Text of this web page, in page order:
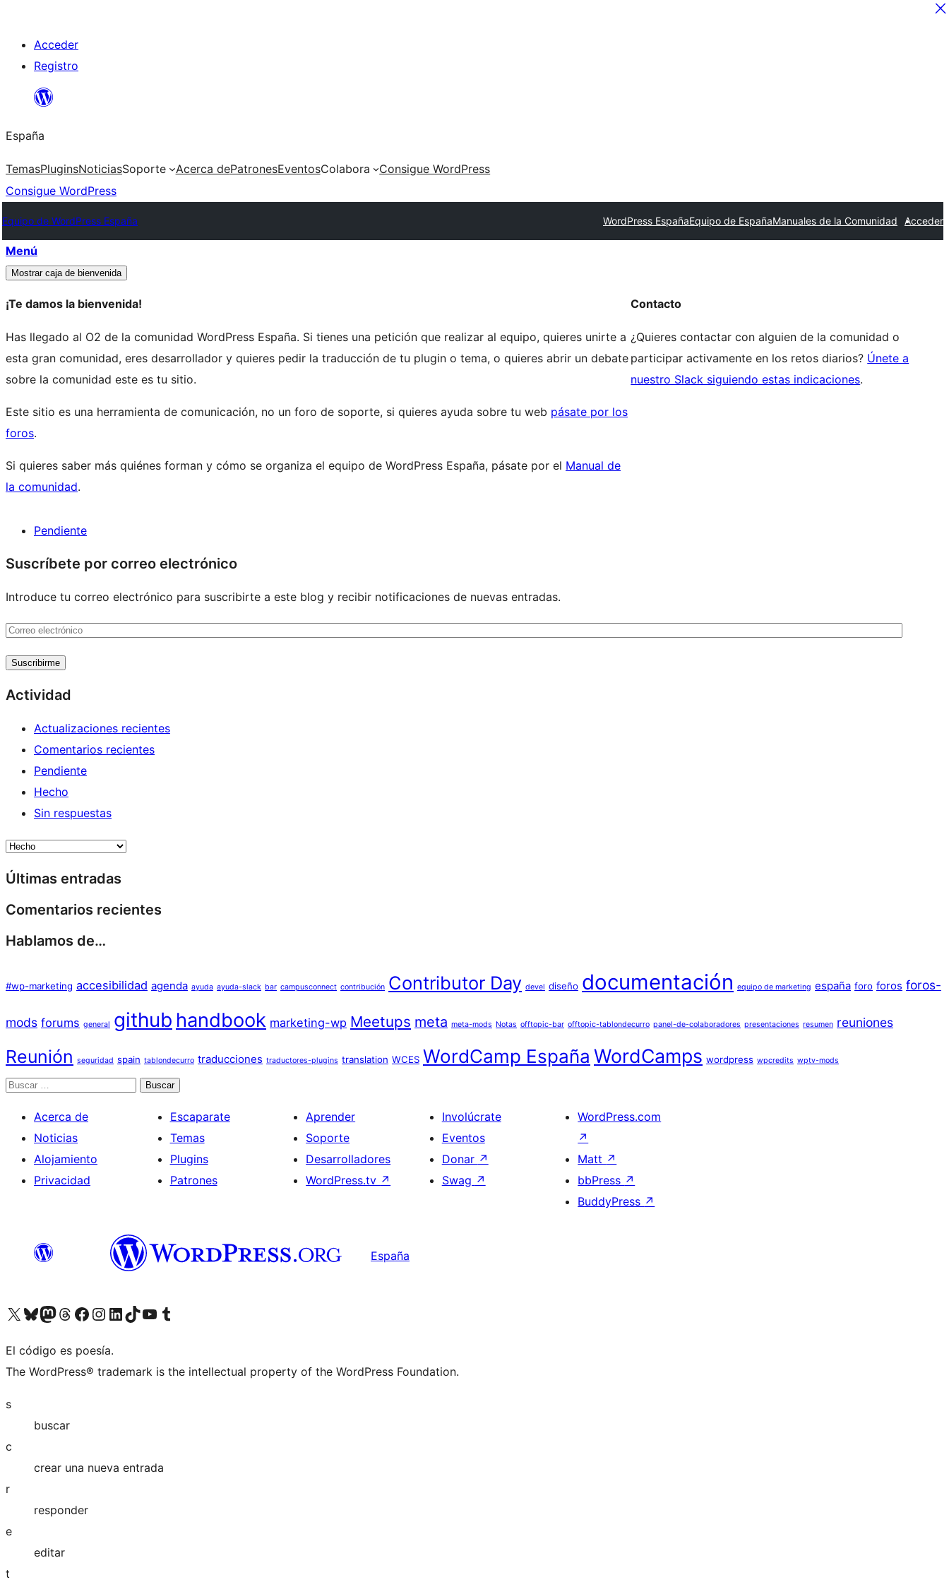
Saltar
contenido
Acceder
Registro
España
TemasPluginsNoticiasSoporte Acerca dePatronesEventosColabora
Consigue WordPress
Consigue WordPress
Equipo de WordPress España WordPress EspañaEquipo de EspañaManuales de la Comunidad Acceder
Menú
Mostrar caja de bienvenida
¡Te damos la bienvenida!
Has llegado al O2 de la comunidad WordPress España. Si tienes una petición que realizar al equipo, quieres unirte a
esta gran comunidad, eres desarrollador y quieres pedir la traducción de tu plugin o tema, o quieres abrir un debate
sobre la comunidad este es tu sitio.
Este sitio es una herramienta de comunicación, no un foro de soporte, si quieres ayuda sobre tu web pásate por los
foros.
Si quieres saber más quiénes forman y cómo se organiza el equipo de WordPress España, pásate por el Manual de
la comunidad.
Contacto
¿Quieres contactar con alguien de la comunidad o
participar activamente en los retos diarios? Únete a
nuestro Slack siguiendo estas indicaciones.
Pendiente
Recursos
del
Suscríbete por correo electrónico
Introduce tu correo electrónico para suscribirte a este blog y recibir notificaciones de nuevas entradas.
Correo
Suscribirme
Actividad
Actualizaciones recientes
Comentarios recientes
Pendiente
Hecho
Sin respuestas
Últimas entradas
Comentarios recientes
Hablamos de…
#wp-marketing accesibilidad agenda ayuda ayuda-slack bar campusconnect contribución Contributor Day devel diseño documentación equipo de marketing españa foro foros foros-
mods forums general github handbook marketing-wp Meetups meta meta-mods Notas offtopic-bar offtopic-tablondecurro panel-de-colaboradores presentaciones resumen reuniones
Reunión seguridad spain tablondecurro traducciones traductores-plugins translation WCES WordCamp España WordCamps wordpress wpcredits wptv-mods
Buscar
Acerca de
Noticias
Alojamiento
Privacidad
Escaparate
Temas
Plugins
Patrones
Aprender
Soporte
Desarrolladores
WordPress.tv ↗
Involúcrate
Eventos
Donar ↗
Swag ↗
WordPress.com
↗
Matt ↗
bbPress ↗
BuddyPress ↗
España
Visita nuestra cuenta de X (anteriormente Twitter)
Visita nuestra cuenta de Bluesky
Visita nuestra cuenta de Mastodon
Visita nuestra cuenta de Threads
Visita nuestra página de Facebook
Visita nuestra cuenta de Instagram
Visita nuestra cuenta de LinkedIn
Visita nuestra cuenta de TikTok
Visita nuestro canal de YouTube
Visita nuestra cuenta de Tumblr
El código es poesía.
The WordPress® trademark is the intellectual property of the WordPress Foundation.
s
buscar
c
crear una nueva entrada
r
responder
e
editar
t